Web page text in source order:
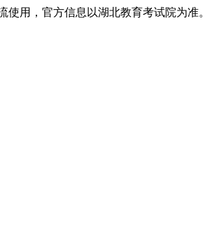
用，官方信息以湖北教育考试院为准。